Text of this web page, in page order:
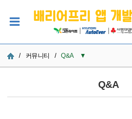
| |
/ 커뮤니티 / Q&A ▼
사진
Q&A